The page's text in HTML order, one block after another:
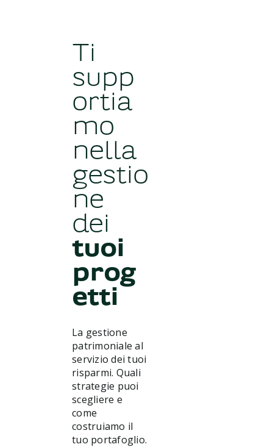
Ti
supp
ortia
mo
nella
gestio
ne
dei
tuoi
prog
etti
La gestione
patrimoniale al
servizio dei tuoi
risparmi. Quali
strategie puoi
scegliere e
come
costruiamo il
tuo portafoglio.